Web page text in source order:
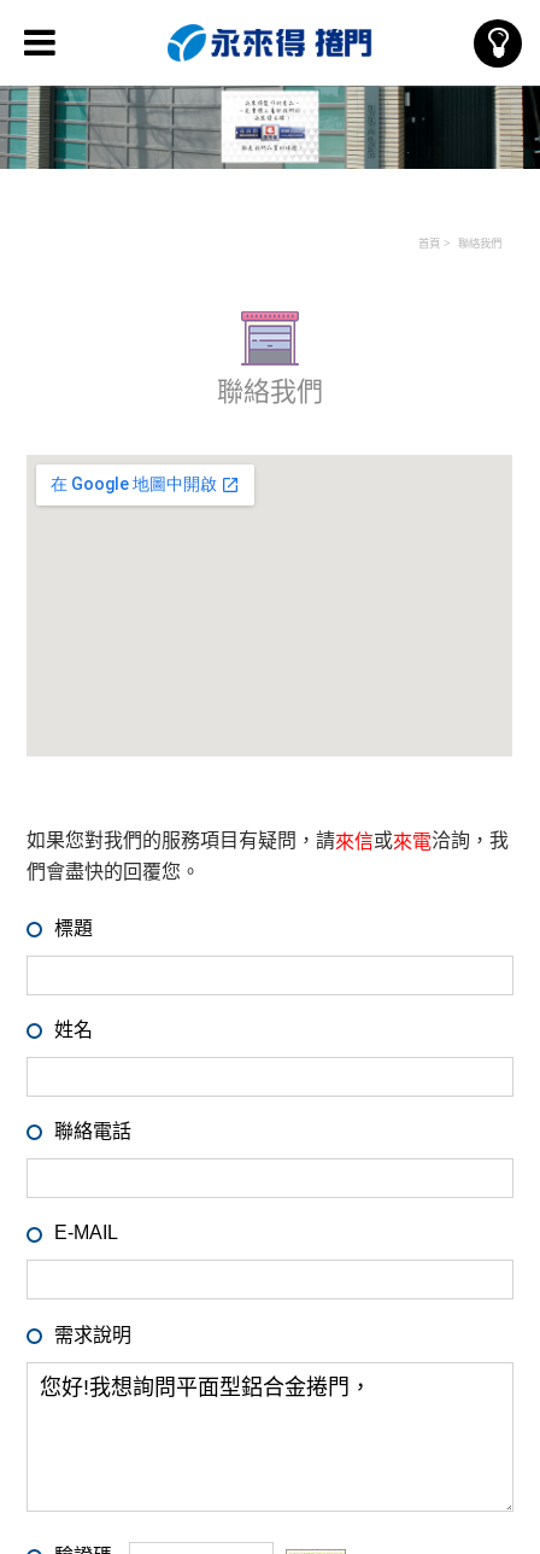
首頁 聯絡我們
聯絡我們
如果您對我們的服務項目有疑問，請來信或來電洽詢，我
們會盡快的回覆您。
標題
姓名
聯絡電話
E-MAIL
需求說明